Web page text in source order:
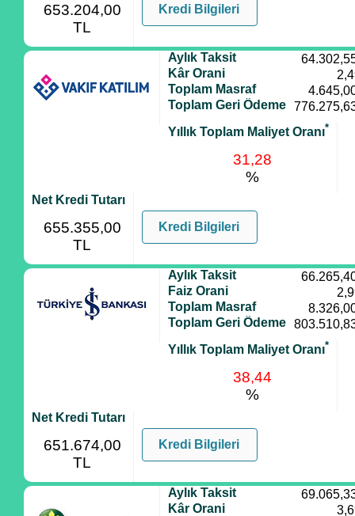
653.204,00
TL
Kredi Bilgileri
Aylık Taksit
Kâr Orani
Toplam Masraf
Toplam Geri Ödeme
Yıllık Toplam Maliyet Oranı*
31,28
%
Net Kredi Tutarı
655.355,00
TL
Kredi Bilgileri
Aylık Taksit
Faiz Orani
Toplam Masraf
Toplam Geri Ödeme
Yıllık Toplam Maliyet Oranı*
38,44
%
Net Kredi Tutarı
651.674,00
TL
Kredi Bilgileri
Aylık Taksit
Kâr Orani